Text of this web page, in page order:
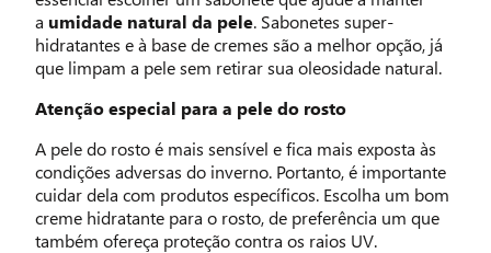
a umidade natural da pele. Sabonetes super-
hidratantes e à base de cremes são a melhor opção, já
que limpam a pele sem retirar sua oleosidade natural.
Atenção especial para a pele do rosto
A pele do rosto é mais sensível e fica mais exposta às
condições adversas do inverno. Portanto, é importante
cuidar dela com produtos específicos. Escolha um bom
creme hidratante para o rosto, de preferência um que
também ofereça proteção contra os raios UV.